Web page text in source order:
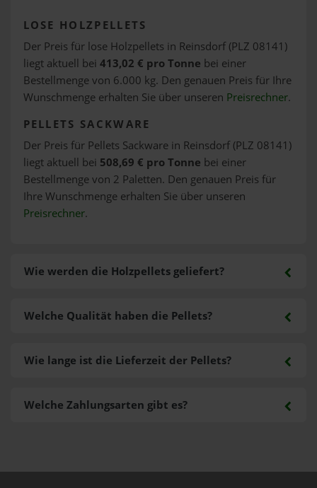
LOSE HOLZPELLETS
Der Preis für lose Holzpellets in Reinsdorf (PLZ 08141)
liegt aktuell bei 413,02 € pro Tonne bei einer
Bestellmenge von 6.000 kg. Den genauen Preis für Ihre
Wunschmenge erhalten Sie über unseren Preisrechner.
PELLETS SACKWARE
Der Preis für Pellets Sackware in Reinsdorf (PLZ 08141)
liegt aktuell bei 508,69 € pro Tonne bei einer
Bestellmenge von 2 Paletten. Den genauen Preis für
Ihre Wunschmenge erhalten Sie über unseren
Preisrechner.
Wie werden die Holzpellets geliefert?
Welche Zahlungsarten gibt es?
Welche Qualität haben die Pellets?
Wie lange ist die Lieferzeit der Pellets?